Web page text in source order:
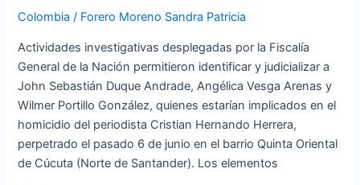
Colombia / Forero Moreno Sandra Patricia
Actividades investigativas desplegadas por la Fiscalía
General de la Nación permitieron identificar y judicializar a
John Sebastián Duque Andrade, Angélica Vesga Arenas y
Wilmer Portillo González, quienes estarían implicados en el
homicidio del periodista Cristian Hernando Herrera,
perpetrado el pasado 6 de junio en el barrio Quinta Oriental
de Cúcuta (Norte de Santander). Los elementos
de
de